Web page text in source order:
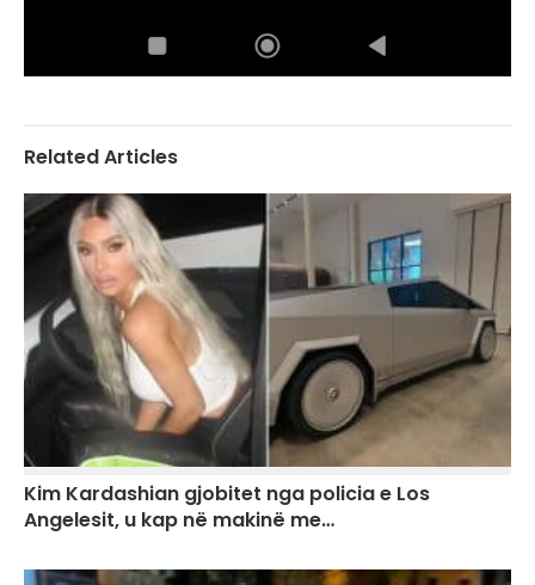
Related Articles
Kim Kardashian gjobitet nga policia e Los
Angelesit, u kap në makinë me…